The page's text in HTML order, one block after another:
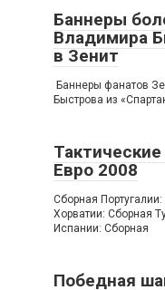
Баннеры
Владимира
в Зенит
Баннеры фанатов
Быстрова из
Евро 2008
Сборная
Хорватии: Сборная
Испании: Сборная
Победная